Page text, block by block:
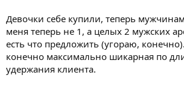
Девочки себе купили, теперь
меня теперь не 1, а целых 2 мужских
есть что предложить (угораю,
конечно максимально шикарная по
удержания клиента.